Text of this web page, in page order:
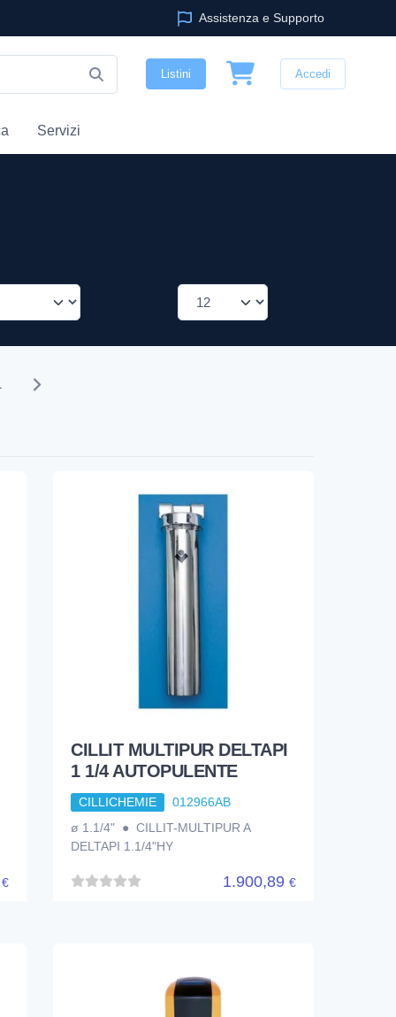
Assistenza e Supporto
Listini Accedi
Servizi
€
CILLIT MULTIPUR DELTAPI
1 1/4 AUTOPULENTE
CILLICHEMIE
012966AB
ø 1.1/4" ● CILLIT-MULTIPUR A
DELTAPI 1.1/4"HY
1.900,89 €